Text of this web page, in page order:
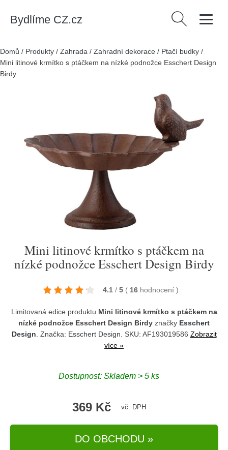
Bydlíme CZ.cz Vyhledávání
Domů / Produkty / Zahrada / Zahradní dekorace / Ptačí budky /
Mini litinové krmítko s ptáčkem na nízké podnožce Esschert Design
Birdy
Mini litinové krmítko s ptáčkem na
nízké podnožce Esschert Design Birdy
4.1 / 5 ( 16 hodnocení )
Limitovaná edice produktu Mini litinové krmítko s ptáčkem na
nízké podnožce Esschert Design Birdy značky Esschert
Design . Značka: Esschert Design . SKU: AF193019586 Zobrazit
více »
Dostupnost: Skladem > 5 ks
369 Kč vč. DPH
DO OBCHODU »